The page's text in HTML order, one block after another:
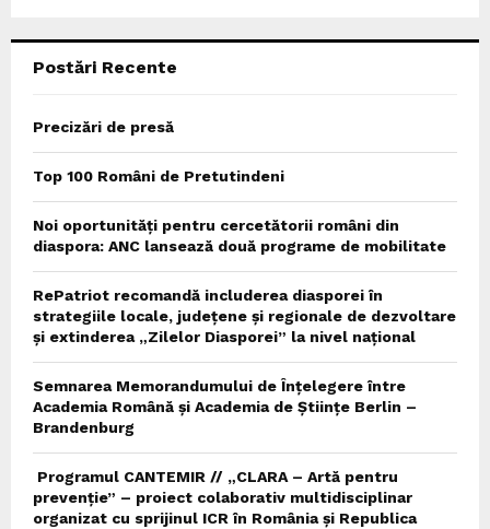
Postări Recente
Precizări de presă
Top 100 Români de Pretutindeni
Noi oportunități pentru cercetătorii români din
diaspora: ANC lansează două programe de mobilitate
RePatriot recomandă includerea diasporei în
strategiile locale, județene și regionale de dezvoltare
și extinderea „Zilelor Diasporei” la nivel național
Semnarea Memorandumului de Înțelegere între
Academia Română și Academia de Științe Berlin –
Brandenburg
Programul CANTEMIR // „CLARA – Artă pentru
prevenție” – proiect colaborativ multidisciplinar
organizat cu sprijinul ICR în România și Republica